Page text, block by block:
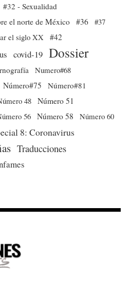
#32 - Sexualidad
el norte de México #36 #37
el siglo XX #42
covid-19 Dossier
Numero#68
Número#75
Número#81
48 Número 51
56 Número 58
Número 60
8: Coronavirus
Traducciones